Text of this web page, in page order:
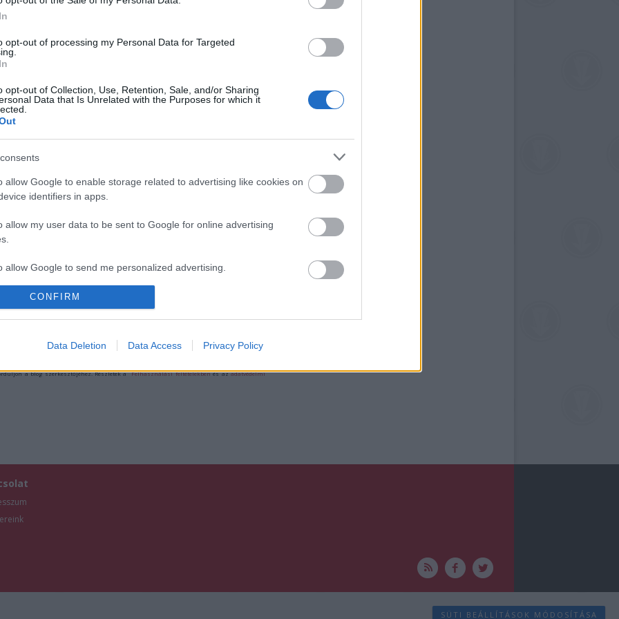
opt-out of processing my Personal Data for Targeted
opt-out of Collection, Use, Retention, Sale, and/or Sharing
Data that Is Unrelated with the Purposes for which it
allow Google to enable storage related to advertising like cookies on
identifiers in apps.
allow my user data to be sent to Google for online advertising
allow Google to send me personalized advertising.
allow Google to enable storage related to analytics like cookies on
allow Google to enable storage related to functionality of the website
CONFIRM
Data Deletion Data Access Privacy Policy
angol királynő.
TETTE…” –
ZÁRT
ETNOFON AZ I.
UTAZUNK,
TÁRSASÁGRA”
a blog szerkesztőjéhez. Részletek aFelhasználási feltételekbenés azadatvédelmi
SÜTI BEÁLLÍTÁSOK MÓDOSÍTÁSA